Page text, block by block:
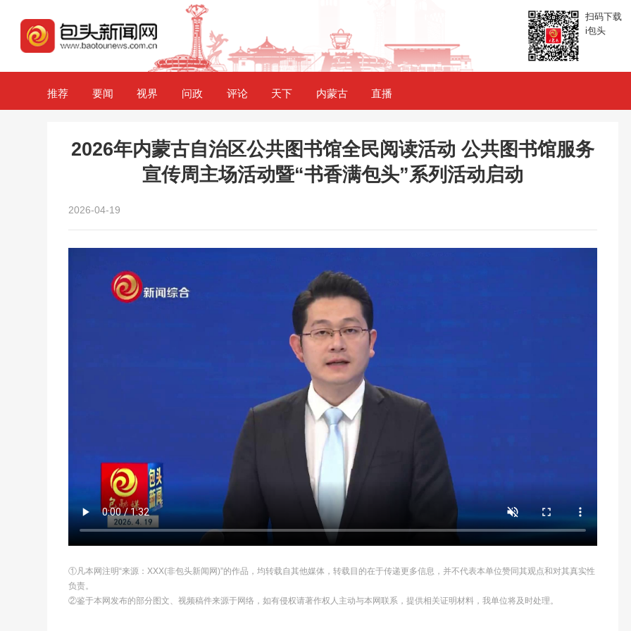
扫码下载
i包头
推荐 要闻 视界 问政 评论 天下 内蒙古 直播
2026年内蒙古自治区公共图书馆全民阅读活动 公共图书馆服务
宣传周主场活动暨“书香满包头”系列活动启动
2026-04-19
①凡本网注明“来源：XXX(非包头新闻网)”的作品，均转载自其他媒体，转载目的在于传递更多信息，并不代表本单位赞同其观点和对其真实性
负责。
②鉴于本网发布的部分图文、视频稿件来源于网络，如有侵权请著作权人主动与本网联系，提供相关证明材料，我单位将及时处理。